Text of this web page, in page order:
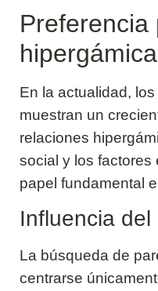
Preferencia
En la actualidad,
muestran un
relaciones
social y los
papel fundamental
Influencia
La búsqueda de
centrarse